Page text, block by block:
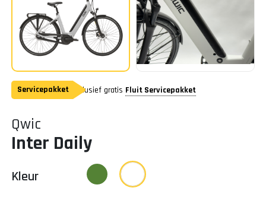
Servicepakket Inclusief gratis Fluit Servicepakket
Qwic
Inter Daily
Kleur